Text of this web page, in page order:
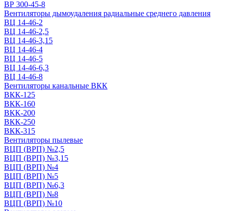
ВР 300-45-8
Вентиляторы дымоудаления радиальные среднего давления
ВЦ 14-46-2
ВЦ 14-46-2,5
ВЦ 14-46-3,15
ВЦ 14-46-4
ВЦ 14-46-5
ВЦ 14-46-6,3
ВЦ 14-46-8
Вентиляторы канальные ВКК
ВКК-125
ВКК-160
ВКК-200
ВКК-250
ВКК-315
Вентиляторы пылевые
ВЦП (ВРП) №2,5
ВЦП (ВРП) №3,15
ВЦП (ВРП) №4
ВЦП (ВРП) №5
ВЦП (ВРП) №6,3
ВЦП (ВРП) №8
ВЦП (ВРП) №10